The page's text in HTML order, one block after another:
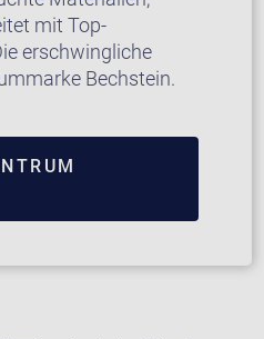
mit Top-
erschwingliche
Bechstein.